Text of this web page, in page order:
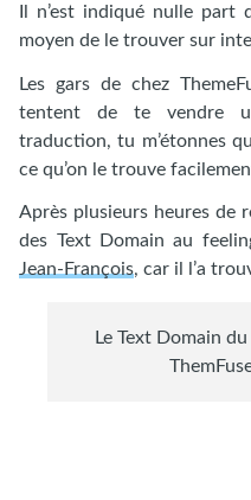
Il n’est indiqué nulle
moyen de le trouver sur
Les gars de chez
tentent de te vendre
traduction, tu m’étonnes
ce qu’on le trouve
Après plusieurs heures de
des Text Domain au
Jean-François, car il l’a
Le Text Domain